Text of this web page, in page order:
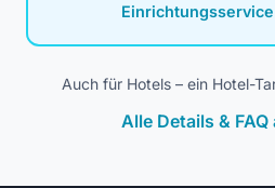
Auch für Hotels – ein Hotel-
Alle Details &